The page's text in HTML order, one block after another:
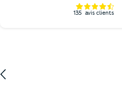
135 avis clients